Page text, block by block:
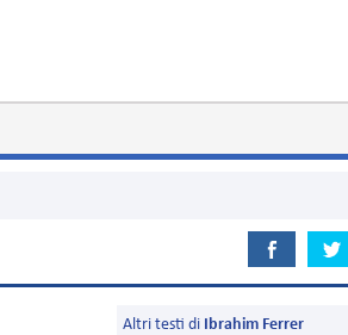
Altri testi di Ibrahim Ferrer